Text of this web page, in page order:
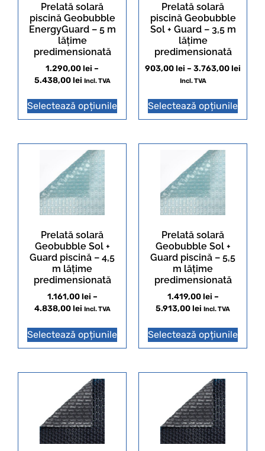
Prelată solară
piscină Geobubble
EnergyGuard – 5 m
lățime
predimensionată
1.290,00lei –
5.438,00lei Incl. TVA
Selectează opțiunile
Prelată solară
piscină Geobubble
Sol + Guard – 3,5 m
lățime
predimensionată
903,00lei – 3.763,00lei
Incl. TVA
Selectează opțiunile
Prelată solară
Geobubble Sol +
Guard piscină – 4,5
m lățime
predimensionată
1.161,00lei –
4.838,00lei Incl. TVA
Selectează opțiunile
Prelată solară
Geobubble Sol +
Guard piscină – 5,5
m lățime
predimensionată
1.419,00lei –
5.913,00lei Incl. TVA
Selectează opțiunile